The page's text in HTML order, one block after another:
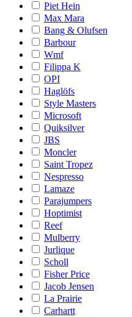
Piet Hein
Max Mara
Bang & Olufsen
Barbour
Wmf
Filippa K
OPI
Haglöfs
Style Masters
Microsoft
Quiksilver
JBS
Moncler
Saint Tropez
Nespresso
Lamaze
Parajumpers
Hoptimist
Reef
Mulberry
Jurlique
Scholl
Fisher Price
Jacob Jensen
La Prairie
Carhartt